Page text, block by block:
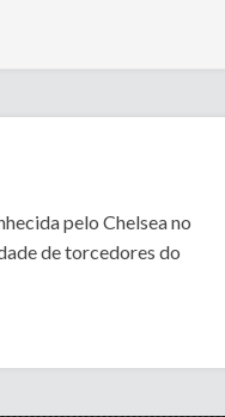
pelo Chelsea no
de torcedores do